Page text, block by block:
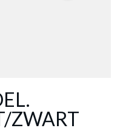
ZWART